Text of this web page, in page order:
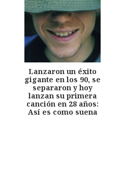
Lanzaron un éxito
gigante en los 90, se
separaron y hoy
lanzan su primera
canción en 28 años:
Así es como suena